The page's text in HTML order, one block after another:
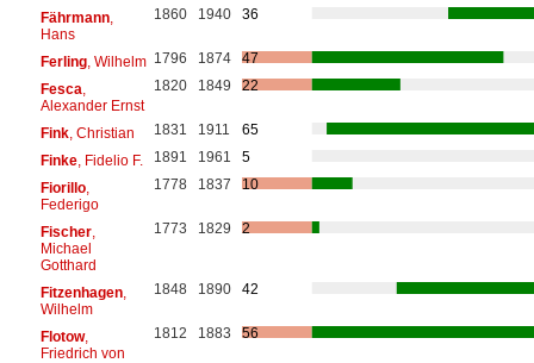
Fährmann,
Hans
1860 1940 36
Ferling, Wilhelm 1796 1874
47
Fesca
Alexander Ernst
1820 1849 22
Fink, Christian 1831 1911
65
Finke, Fidelio F. 1891 1961
5
Fiorillo,
Federigo
1778 1837 10
Fischer,
Michael
Gotthard
1773 1829 2
Fitzenhagen,
Wilhelm
1848 1890 42
Flotow,
Friedrich von
1812 1883 56